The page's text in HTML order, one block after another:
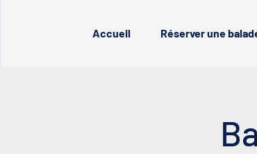
Accueil Réserver une